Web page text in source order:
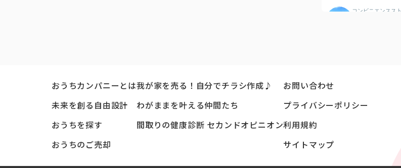
コンビニエンスス
サンドラッ
1802ｍ（23分）
おうちカンパニーとは
未来を創る自由設計
おうちを探す
おうちのご売却
我が家を売る！自分でチラシ作成♪
わがままを叶える仲間たち
間取りの健康診断 セカンドオピニオン
お問い合わせ
プライバシーポリシー
利用規約
サイトマップ